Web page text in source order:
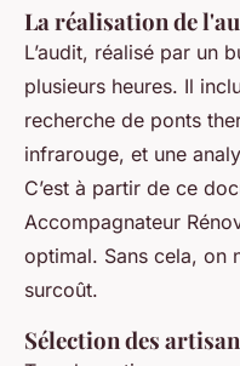
La réalisation de
L’audit, réalisé par un
plusieurs heures. Il
recherche de ponts
infrarouge, et une
C’est à partir de ce
Accompagnateur
optimal. Sans cela, on
surcoût.
Sélection des